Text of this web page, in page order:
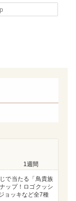
1週間
で当たる「鳥貴族
ップ！ロゴクッシ
ョッキなど全7種